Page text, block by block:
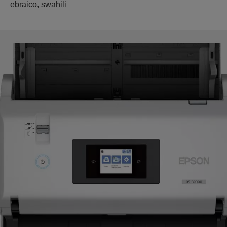
ebraico, swahili